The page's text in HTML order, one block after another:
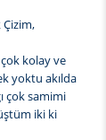
kolay ve
yoktu akılda
çok samimi
iki ki